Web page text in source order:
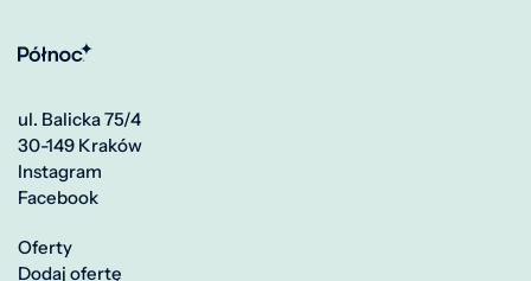
ul. Balicka 75/4
30-149 Kraków
Instagram
Facebook
Oferty
Dodaj ofertę